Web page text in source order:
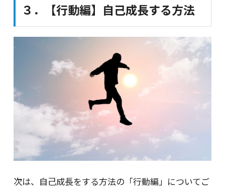
３．【行動編】自己成長する方法
次は、自己成長をする方法の「行動編」についてご